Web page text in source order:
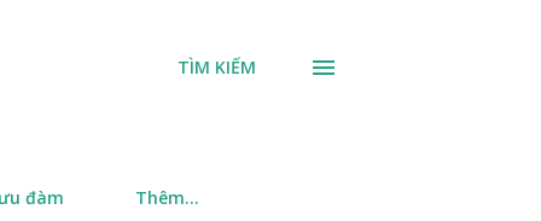
TÌM KIẾM
đàm Thêm…